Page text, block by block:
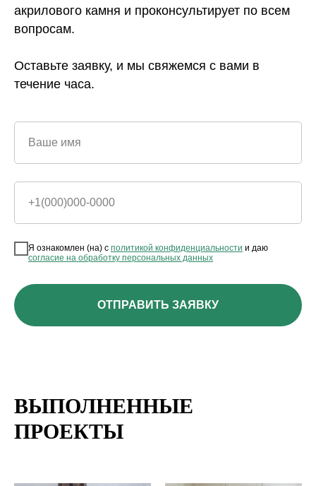
акрилового камня и проконсультирует по всем
вопросам.
Оставьте заявку, и мы свяжемся с вами в
течение часа.
Ваше имя
+1(000)000-0000
Я ознакомлен (на) с политикой конфиденциальности и даю
согласие на обработку персональных данных
ОТПРАВИТЬ ЗАЯВКУ
ВЫПОЛНЕННЫЕ
ПРОЕКТЫ